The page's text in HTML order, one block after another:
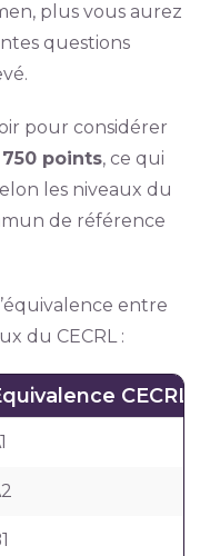
plus vous aurez
questions
pour considérer
750 points, ce qui
les niveaux du
de référence
entre
du CECRL :
CECRL